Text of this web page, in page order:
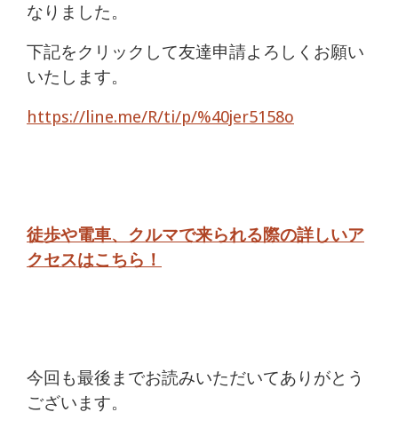
なりました。
下記をクリックして友達申請よろしくお願い
いたします。
https://line.me/R/ti/p/%40jer5158o
徒歩や電車、クルマで来られる際の詳しいア
クセスはこちら！
今回も最後までお読みいただいてありがとう
ございます。